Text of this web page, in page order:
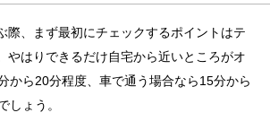
際、まず最初にチェックするポイントはテ
やはりできるだけ自宅から近いところがオ
から20分程度、車で通う場合なら15分から
しょう。